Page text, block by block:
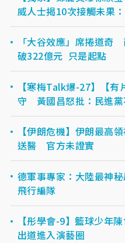
威人士揭10次接觸未果
「大谷效應」席捲道
破322億元 只是起點
【寒梅Talk爆-27】【
守 黃國昌怒批：民進黨
【伊朗危機】伊朗最高
送醫 官方未證實
德軍事專家：大陸最神
飛行編隊
【彤學會-9】籃球少年
出道進入演藝圈